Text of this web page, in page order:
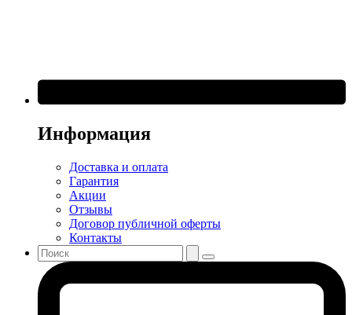
Информация
Доставка и оплата
Гарантия
Акции
Отзывы
Договор публичной оферты
Контакты